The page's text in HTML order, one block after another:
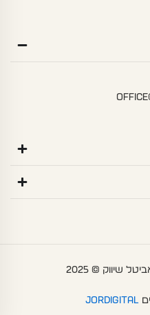
שיווק © 2025
Jordigital